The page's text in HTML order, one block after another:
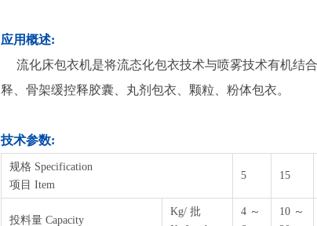
应用概述:
流化床包衣机是将流态化包衣技术与喷雾技术有机结
释、骨架缓控释胶囊、丸剂包衣、颗粒、粉体包衣。
技术参数:
规格 Specification
项目 Item
5 15
投料量 Capacity
Kg/ 批
4 ～
10 ～